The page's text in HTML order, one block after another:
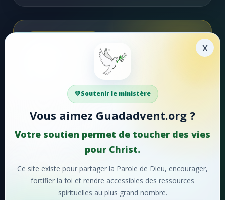
Votre soutien aide Guadadvent.org à continuer sa
mission de foi, d'encouragement et d'édification.
❤️Faire un don maintenant
x
Soutenir le ministère
Vous aimez Guadadvent.org ?
Votre soutien permet de toucher des vies
pour Christ.
Ce site existe pour partager la Parole de Dieu, encourager,
fortifier la foi et rendre accessibles des ressources
spirituelles au plus grand nombre.